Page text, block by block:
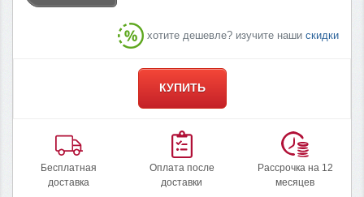
хотите дешевле? изучите наши скидки
КУПИТЬ
Бесплатная
доставка
Оплата после
доставки
Рассрочка на 12
месяцев